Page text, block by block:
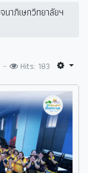
าภิเษกวิทยาลัยฯ
Hits: 183